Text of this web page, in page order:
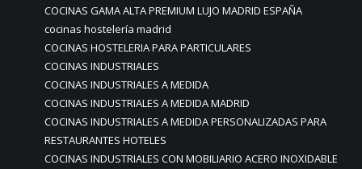
COCINAS GAMA ALTA PREMIUM LUJO MADRID ESPAÑA
cocinas hostelería madrid
COCINAS HOSTELERIA PARA PARTICULARES
COCINAS INDUSTRIALES
COCINAS INDUSTRIALES A MEDIDA
COCINAS INDUSTRIALES A MEDIDA MADRID
COCINAS INDUSTRIALES A MEDIDA PERSONALIZADAS PARA
RESTAURANTES HOTELES
COCINAS INDUSTRIALES CON MOBILIARIO ACERO INOXIDABLE